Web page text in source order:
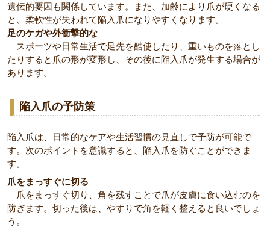
遺伝的要因も関係しています。また、加齢により爪が硬くなる
と、柔軟性が失われて陥入爪になりやすくなります。
足のケガや外衝撃的な
スポーツや日常​​生活で足先を酷使したり、重いものを落とし
たりすると爪の形が変形し、その後に陥入爪が発生する場合が
あります。
陥入爪の予防策
陥入爪は、日常的なケアや生活習慣の見直しで予防が可能で
す。次のポイントを意識すると、陥入爪を防ぐことができま
す。
爪をまっすぐに切る
爪をまっすぐ切り、角を残すことで爪が皮膚に食い込むのを
防ぎます。切った後は、やすりで角を軽く整えると良いでしょ
う。